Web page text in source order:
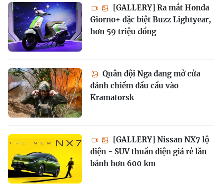
[GALLERY] Ra mắt Honda
Giorno+ đặc biệt Buzz Lightyear,
hơn 59 triệu đồng
Quân đội Nga đang mở cửa
đánh chiếm đầu cầu vào
Kramatorsk
[GALLERY] Nissan NX7 lộ
diện - SUV thuần điện giá rẻ lăn
bánh hơn 600 km